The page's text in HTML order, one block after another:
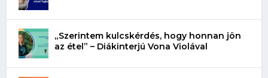
„Szerintem kulcskérdés, hogy honnan jön
az étel” – Diákinterjú Vona Violával